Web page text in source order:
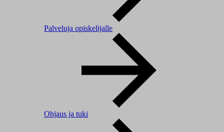
Palveluja opiskelijalle
Ohjaus ja tuki